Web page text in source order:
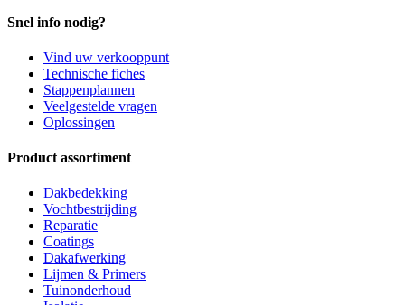
Snel info nodig?
Vind uw verkooppunt
Technische fiches
Stappenplannen
Veelgestelde vragen
Oplossingen
Product assortiment
Dakbedekking
Vochtbestrijding
Reparatie
Coatings
Dakafwerking
Lijmen & Primers
Tuinonderhoud